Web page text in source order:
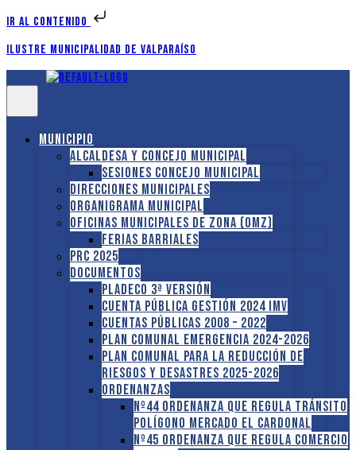
Ir al contenido
Ilustre Municipalidad de Valparaíso
Municipio
Alcaldesa y Concejo Municipal
Sesiones Concejo Municipal
Direcciones municipales
Organigrama Municipal
Oficinas Municipales de Zona (OMZ)
Ferias Barriales
PRC 2025
Documentos
PLADECO 3ª VERSIÓN
CUENTA PÚBLICA GESTIÓN 2024 IMV
Cuentas Públicas 2008 – 2022
PLAN COMUNAL EMERGENCIA 2024-2026
PLAN COMUNAL PARA LA REDUCCIÓN DE
RIESGOS Y DESASTRES 2025-2026
ORDENANZAS
Nº44 Ordenanza que regula tránsito
Polígono Mercado El Cardonal
Nº45 Ordenanza que regula comercio